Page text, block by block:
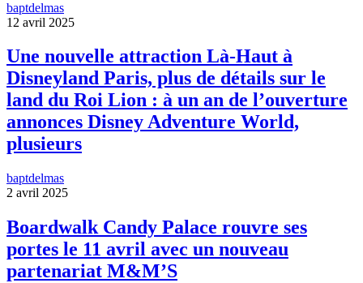
baptdelmas
12 avril 2025
Une nouvelle attraction Là-Haut à
Disneyland Paris, plus de détails sur le
land du Roi Lion : à un an de l’ouverture
annonces Disney Adventure World,
plusieurs
baptdelmas
2 avril 2025
Boardwalk Candy Palace rouvre ses
portes le 11 avril avec un nouveau
partenariat M&M’S